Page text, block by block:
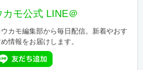
カモ公式 LINE＠
ウカモ編集部から毎日配信。新着やおす
情報をお届けします。